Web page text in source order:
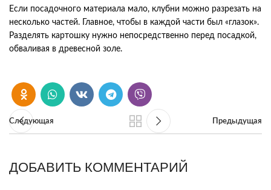
Если посадочного материала мало, клубни можно разрезать на
несколько частей. Главное, чтобы в каждой части был «глазок».
Разделять картошку нужно непосредственно перед посадкой,
обваливая в древесной золе.
Следующая Предыдущая
ДОБАВИТЬ КОММЕНТАРИЙ